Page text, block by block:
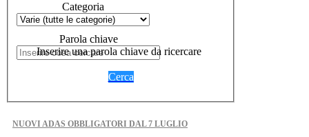
Categoria
Parola chiave
Inserire una parola chiave da ricercare
Cerca
NUOVI ADAS OBBLIGATORI DAL 7 LUGLIO